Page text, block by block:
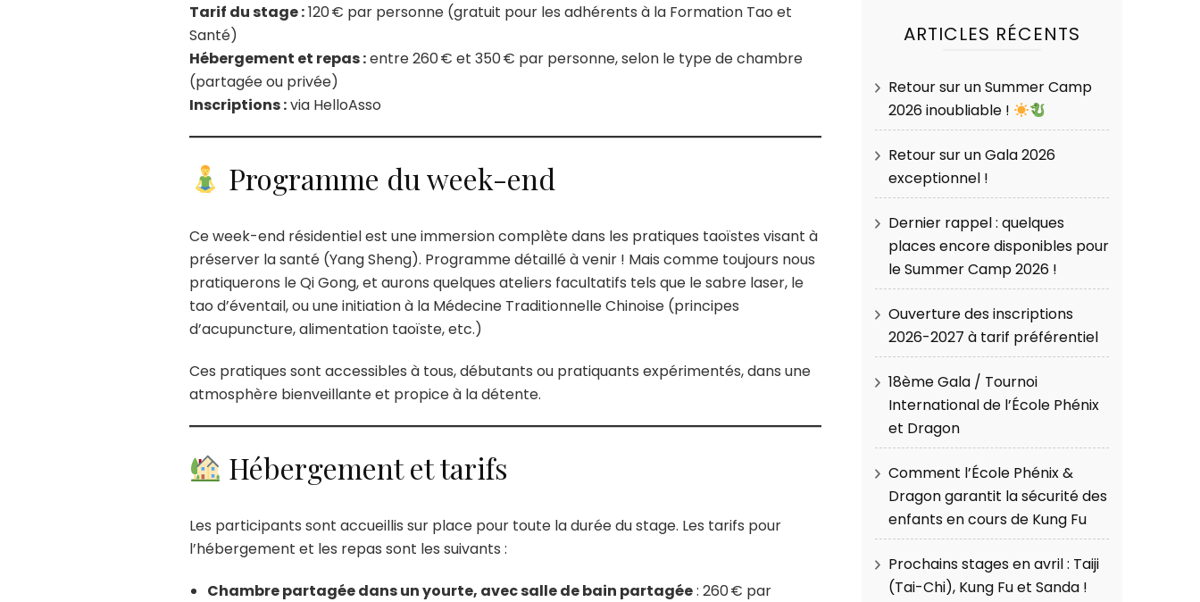
Tarif du stage :120 € par personne (gratuit pour les adhérents à la Formation Tao et
Santé)
Hébergement et repas :entre 260 € et 350 € par personne, selon le type de chambre
(partagée ou privée)
Inscriptions :via HelloAsso
Programme du week-end
Ce week-end résidentiel est une immersion complète dans les pratiques taoïstes visant à
préserver la santé (Yang Sheng). Programme détaillé à venir ! Mais comme toujours nous
pratiquerons le Qi Gong, et aurons quelques ateliers facultatifs tels que le sabre laser, le
tao d’éventail, ou une initiation à la Médecine Traditionnelle Chinoise (principes
d’acupuncture, alimentation taoïste, etc.)
Ces pratiques sont accessibles à tous, débutants ou pratiquants expérimentés, dans une
atmosphère bienveillante et propice à la détente.
Hébergement et tarifs
Les participants sont accueillis sur place pour toute la durée du stage. Les tarifs pour
l’hébergement et les repas sont les suivants :
Chambre partagée dans un yourte, avec salle de bain partagée: 260 € par
ARTICLES RÉCENTS
Retour sur un Summer Camp
2026 inoubliable !
Retour sur un Gala 2026
exceptionnel !
Dernier rappel : quelques
places encore disponibles pour
le Summer Camp 2026 !
Ouverture des inscriptions
2026-2027 à tarif préférentiel
18ème Gala / Tournoi
International de l’École Phénix
et Dragon
Comment l’École Phénix &
Dragon garantit la sécurité des
enfants en cours de Kung Fu
Prochains stages en avril : Taiji
(Tai-Chi), Kung Fu et Sanda !